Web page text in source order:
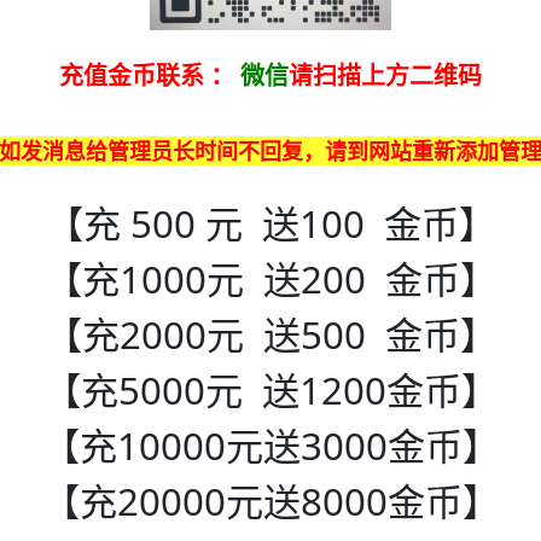
充值金币联系 ： 微信请扫描上方二维码
发消息给管理员长时间不回复，请到网站重新添加管理
【充 500 元 送100 金币】
【充1000元 送200 金币】
【充2000元 送500 金币】
【充5000元 送1200金币】
【充10000元送3000金币】
【充20000元送8000金币】